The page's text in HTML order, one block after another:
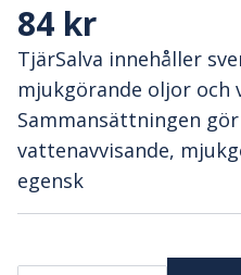
84 kr
TjärSalva innehåller
mjukgörande oljor och
Sammansättningen
vattenavvisande,
egensk